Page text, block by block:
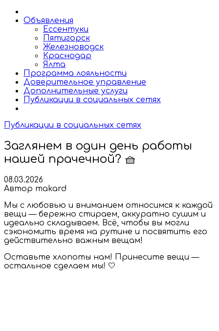
Объявления
Ессентуки
Пятигорск
Железноводск
Краснодар
Ялта
Программа лояльности
Доверительное управление
Дополнительные услуги
Публикации в социальных сетях
Публикации в социальных сетях
Заглянем в один день работы
нашей прачечной? 🧺
08.03.2026
Автор makard
Мы с любовью и вниманием относимся к каждой
вещи — бережно стираем, аккуратно сушим и
идеально складываем. Всё, чтобы вы могли
сэкономить время на рутине и посвятить его
действительно важным вещам!
Оставьте хлопоты нам! Принесите вещи —
остальное сделаем мы! 🤍